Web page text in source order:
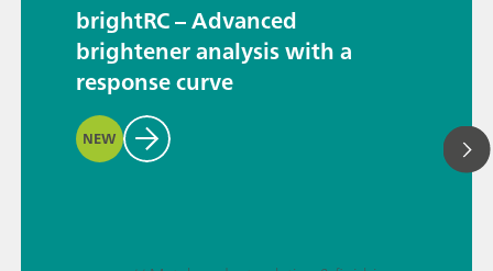
brightRC – Advanced
brightener analysis with a
response curve
NEW